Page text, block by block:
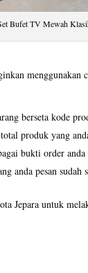
Bufet TV Mewah
berseta kode
produk yang
bukti order anda
anda pesan sudah
Jepara untuk